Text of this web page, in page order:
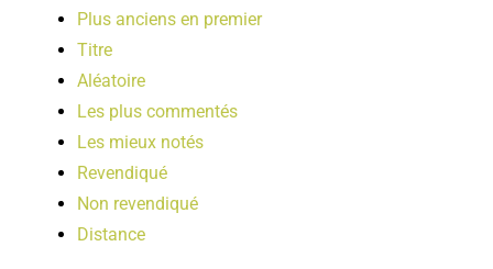
Plus anciens en premier
Titre
Aléatoire
Les plus commentés
Les mieux notés
Revendiqué
Non revendiqué
Distance